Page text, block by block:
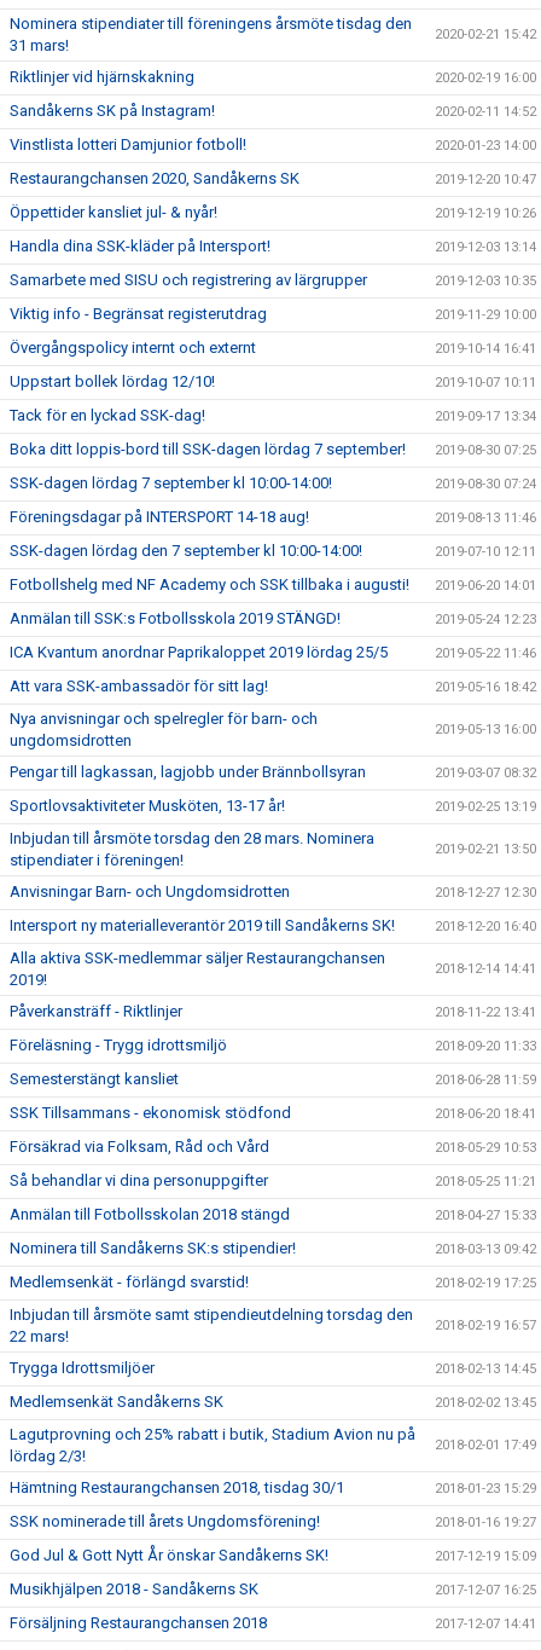
Nominera stipendiater till föreningens årsmöte tisdag den
31 mars!
2020-02-21 15:42
Riktlinjer vid hjärnskakning 2020-02-19 16:00
Sandåkerns SK på Instagram! 2020-02-11 14:52
Vinstlista lotteri Damjunior fotboll! 2020-01-23 14:00
Restaurangchansen 2020, Sandåkerns SK 2019-12-20 10:47
Öppettider kansliet jul- & nyår! 2019-12-19 10:26
Handla dina SSK-kläder på Intersport! 2019-12-03 13:14
Samarbete med SISU och registrering av lärgrupper 2019-12-03 10:35
Viktig info - Begränsat registerutdrag 2019-11-29 10:00
Övergångspolicy internt och externt 2019-10-14 16:41
Uppstart bollek lördag 12/10! 2019-10-07 10:11
Tack för en lyckad SSK-dag! 2019-09-17 13:34
Boka ditt loppis-bord till SSK-dagen lördag 7 september! 2019-08-30 07:25
SSK-dagen lördag 7 september kl 10:00-14:00! 2019-08-30 07:24
Föreningsdagar på INTERSPORT 14-18 aug! 2019-08-13 11:46
SSK-dagen lördag den 7 september kl 10:00-14:00! 2019-07-10 12:11
Fotbollshelg med NF Academy och SSK tillbaka i augusti! 2019-06-20 14:01
Anmälan till SSK:s Fotbollsskola 2019 STÄNGD! 2019-05-24 12:23
ICA Kvantum anordnar Paprikaloppet 2019 lördag 25/5 2019-05-22 11:46
Att vara SSK-ambassadör för sitt lag! 2019-05-16 18:42
Nya anvisningar och spelregler för barn- och
ungdomsidrotten
2019-05-13 16:00
Pengar till lagkassan, lagjobb under Brännbollsyran 2019-03-07 08:32
Sportlovsaktiviteter Musköten, 13-17 år! 2019-02-25 13:19
Inbjudan till årsmöte torsdag den 28 mars. Nominera
stipendiater i föreningen!
2019-02-21 13:50
Anvisningar Barn- och Ungdomsidrotten 2018-12-27 12:30
Intersport ny materialleverantör 2019 till Sandåkerns SK! 2018-12-20 16:40
Alla aktiva SSK-medlemmar säljer Restaurangchansen
2019!
2018-12-14 14:41
Påverkansträff - Riktlinjer 2018-11-22 13:41
Föreläsning - Trygg idrottsmiljö 2018-09-20 11:33
Semesterstängt kansliet 2018-06-28 11:59
SSK Tillsammans - ekonomisk stödfond 2018-06-20 18:41
Försäkrad via Folksam, Råd och Vård 2018-05-29 10:53
Så behandlar vi dina personuppgifter 2018-05-25 11:21
Anmälan till Fotbollsskolan 2018 stängd 2018-04-27 15:33
Nominera till Sandåkerns SK:s stipendier! 2018-03-13 09:42
Medlemsenkät - förlängd svarstid! 2018-02-19 17:25
Inbjudan till årsmöte samt stipendieutdelning torsdag den
22 mars!
2018-02-19 16:57
Trygga Idrottsmiljöer 2018-02-13 14:45
Medlemsenkät Sandåkerns SK 2018-02-02 13:45
Lagutprovning och 25% rabatt i butik, Stadium Avion nu på
lördag 2/3!
2018-02-01 17:49
Hämtning Restaurangchansen 2018, tisdag 30/1 2018-01-23 15:29
SSK nominerade till årets Ungdomsförening! 2018-01-16 19:27
God Jul & Gott Nytt År önskar Sandåkerns SK! 2017-12-19 15:09
Musikhjälpen 2018 - Sandåkerns SK 2017-12-07 16:25
Försäljning Restaurangchansen 2018 2017-12-07 14:41